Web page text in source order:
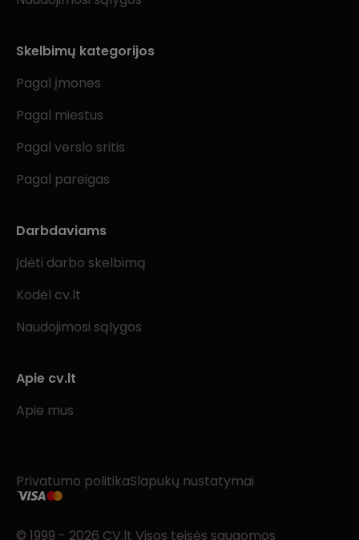
Skelbimų kategorijos
Pagal įmones
Pagal miestus
Pagal verslo sritis
Pagal pareigas
Darbdaviams
Įdėti darbo skelbimą
Kodėl cv.lt
Naudojimosi sąlygos
Apie cv.lt
Apie mus
Privatumo politikaSlapukų nustatymai
© 1999 - 2026 CV.lt Visos teisės saugomos